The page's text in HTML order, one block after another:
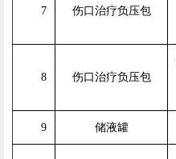
7 伤口治疗负压包
8 伤口治疗负压包
9 储液罐